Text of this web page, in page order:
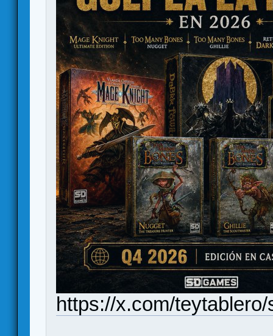
https://x.com/